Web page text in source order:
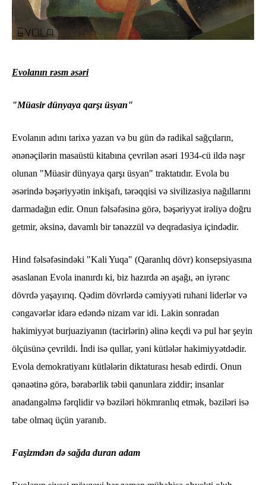
Evolanın rəsm əsəri
"Müasir dünyaya qarşı üsyan"
Evolanın adını tarixə yazan və bu gün də radikal sağçıların,
ənənəçilərin masaüstü kitabına çevrilən əsəri 1934-cü ildə nəşr
olunan "Müasir dünyaya qarşı üsyan" traktatıdır. Evola bu
əsərində bəşəriyyətin inkişafı, tərəqqisi və sivilizasiya nağıllarını
darmadağın edir. Onun fəlsəfəsinə görə, bəşəriyyət irəliyə doğru
getmir, əksinə, davamlı bir tənəzzül və deqradasiya içindədir.
Hind fəlsəfəsindəki "Kali Yuqa" (Qaranlıq dövr) konsepsiyasına
əsaslanan Evola inanırdı ki, biz hazırda ən aşağı, ən iyrənc
dövrdə yaşayırıq. Qədim dövrlərdə cəmiyyəti ruhani liderlər və
cəngavərlər idarə edəndə nizam var idi. Lakin sonradan
hakimiyyət burjuaziyanın (tacirlərin) əlinə keçdi və pul hər şeyin
ölçüsünə çevrildi. İndi isə qullar, yəni kütlələr hakimiyyətdədir.
Evola demokratiyanı kütlələrin diktaturası hesab edirdi. Onun
qənaətinə görə, bərabərlik təbii qanunlara ziddir; insanlar
anadangəlmə fərqlidir və bəziləri hökmranlıq etmək, bəziləri isə
tabe olmaq üçün yaranıb.
Faşizmdən də sağda duran adam